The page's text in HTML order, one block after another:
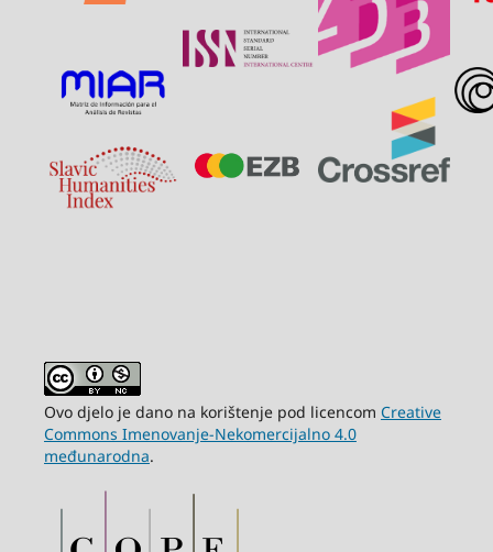
Ovo djelo je dano na korištenje pod licencom Creative
Commons Imenovanje-Nekomercijalno 4.0
međunarodna.